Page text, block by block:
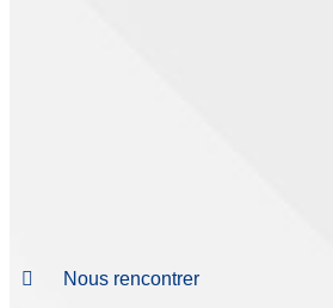
Nous rencontrer